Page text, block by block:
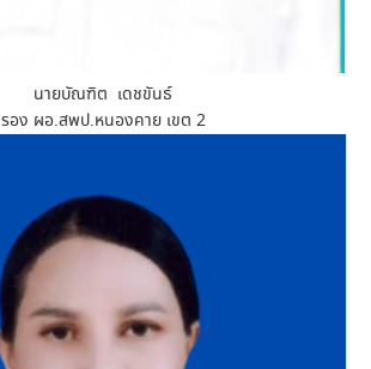
นายบัณฑิต เดชขันธ์
รอง ผอ.สพป.หนองคาย เขต 2